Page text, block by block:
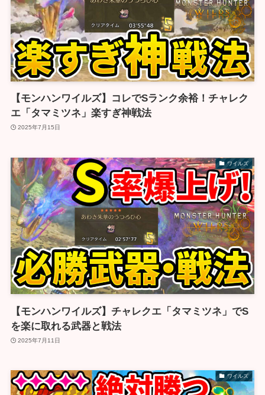
【モンハンワイルズ】コレでSランク余裕！チャレク
エ「タマミツネ」楽すぎ神戦法
2025年7月15日
ワイルズ
【モンハンワイルズ】チャレクエ「タマミツネ」でS
を楽に取れる武器と戦法
2025年7月11日
ワイルズ